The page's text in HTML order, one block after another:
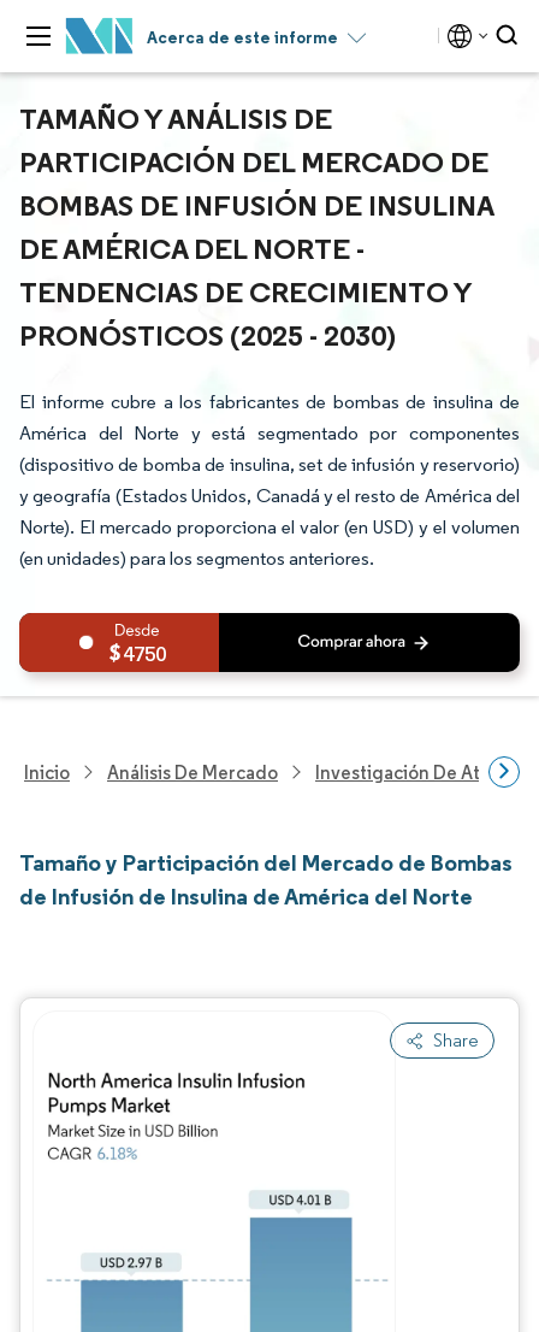
Acerca de este informe
TAMAÑO Y ANÁLISIS DE
PARTICIPACIÓN DEL MERCADO DE
BOMBAS DE INFUSIÓN DE INSULINA
DE AMÉRICA DEL NORTE -
TENDENCIAS DE CRECIMIENTO Y
PRONÓSTICOS (2025 - 2030)
El informe cubre a los fabricantes de bombas de insulina de
América del Norte y está segmentado por componentes
(dispositivo de bomba de insulina, set de infusión y reservorio)
y geografía (Estados Unidos, Canadá y el resto de América del
Norte). El mercado proporciona el valor (en USD) y el volumen
(en unidades) para los segmentos anteriores.
4750
Inicio Análisis De Mercado Investigación De
Tamaño y Participación del Mercado de Bombas
de Infusión de Insulina de América del Norte
Share